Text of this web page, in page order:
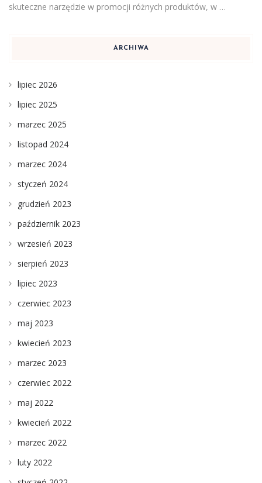
skuteczne narzędzie w promocji różnych produktów, w …
ARCHIWA
lipiec 2026
lipiec 2025
marzec 2025
listopad 2024
marzec 2024
styczeń 2024
grudzień 2023
październik 2023
wrzesień 2023
sierpień 2023
lipiec 2023
czerwiec 2023
maj 2023
kwiecień 2023
marzec 2023
czerwiec 2022
maj 2022
kwiecień 2022
marzec 2022
luty 2022